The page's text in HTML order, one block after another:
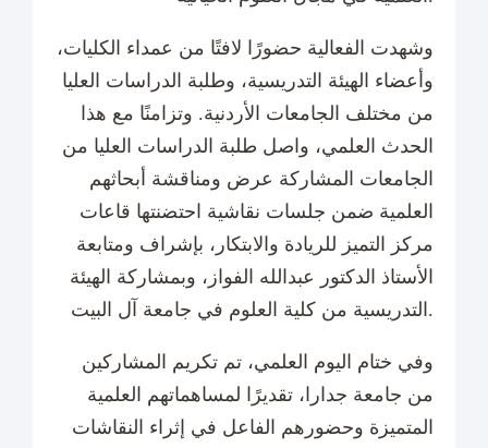
وشهدت الفعالية حضورًا لافتًا من عمداء الكليات،
وأعضاء الهيئة التدريسية، وطلبة الدراسات العليا
من مختلف الجامعات الأردنية. وتزامنًا مع هذا
الحدث العلمي، واصل طلبة الدراسات العليا من
الجامعات المشاركة عرض ومناقشة أبحاثهم
العلمية ضمن جلسات نقاشية احتضنتها قاعات
مركز التميز للريادة والابتكار، بإشراف ومتابعة
الأستاذ الدكتور عبدالله الفواز، وبمشاركة الهيئة
التدريسية من كلية العلوم في جامعة آل البيت.
وفي ختام اليوم العلمي، تم تكريم المشاركين
من جامعة جدارا، تقديرًا لمساهماتهم العلمية
المتميزة وحضورهم الفاعل في إثراء النقاشات